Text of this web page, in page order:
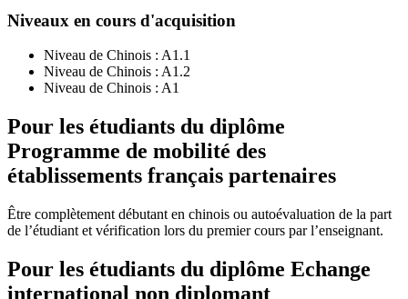
Niveaux en cours d'acquisition
Niveau de Chinois : A1.1
Niveau de Chinois : A1.2
Niveau de Chinois : A1
Pour les étudiants du diplôme
Programme de mobilité des
établissements français partenaires
Être complètement débutant en chinois ou autoévaluation de la part
de l’étudiant et vérification lors du premier cours par l’enseignant.
Pour les étudiants du diplôme Echange
international non diplomant